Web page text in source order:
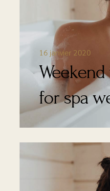
16 janvier 2020
for spa